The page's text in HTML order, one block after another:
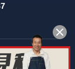
証番号：第